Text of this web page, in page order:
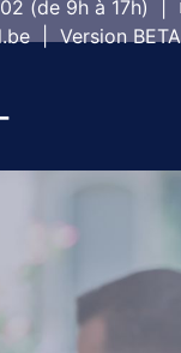
(de 9h à 17h) |
| Version BETA